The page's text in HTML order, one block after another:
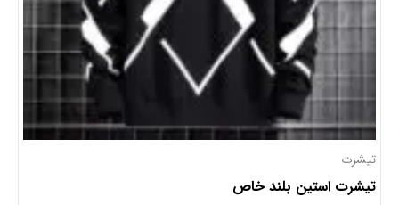
تیشرت
تیشرت استین بلند خاص